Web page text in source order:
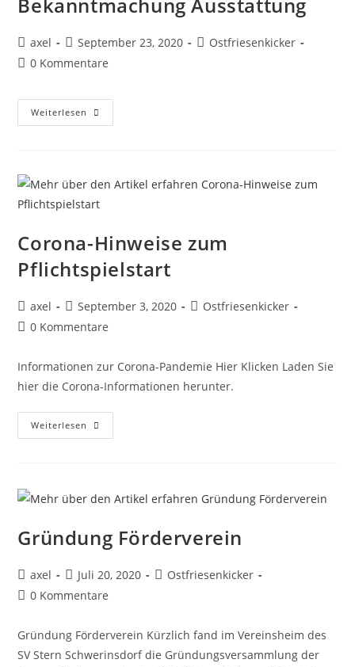
axel September 23, 2020
Ostfriesenkicker
0 Kommentare
Weiterlesen
Corona-Hinweise zum
Pflichtspielstart
axel September 3, 2020
Ostfriesenkicker
0 Kommentare
Informationen zur Corona-Pandemie Hier Klicken Laden Sie
hier die Corona-Informationen herunter.
Weiterlesen
Gründung Förderverein
axel Juli 20, 2020
Ostfriesenkicker
0 Kommentare
Gründung Förderverein Kürzlich fand im Vereinsheim des
SV Stern Schwerinsdorf die Gründungsversammlung der